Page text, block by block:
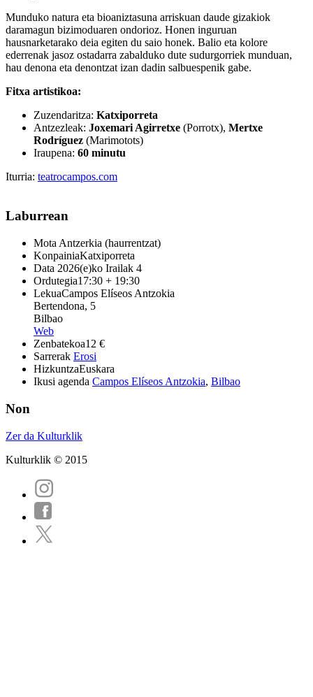
Munduko natura eta bioaniztasuna arriskuan daude gizakiok
daramagun bizimoduaren ondorioz. Honen inguruan
hausnarketarako deia egiten du saio honek. Balio eta kolore
ederrenak jasoz ostadarra zabalduko dute sudurgorriek munduan,
hau denona eta denontzat izan dadin salbuespenik gabe.
Fitxa artistikoa:
Zuzendaritza: Katxiporreta
Antzezleak: Joxemari Agirretxe (Porrotx), Mertxe
Rodríguez (Marimotots)
Iraupena: 60 minutu
Iturria: teatrocampos.com
Laburrean
Mota Antzerkia (haurrentzat)
KonpainiaKatxiporreta
Data 2026(e)ko Irailak 4
Ordutegia17:30 + 19:30
LekuaCampos Elíseos Antzokia
Bertendona, 5
Bilbao
Web
Zenbatekoa12 €
Sarrerak Erosi
HizkuntzaEuskara
Ikusi agenda Campos Elíseos Antzokia, Bilbao
Non
Zer da Kulturklik
Kulturklik © 2015